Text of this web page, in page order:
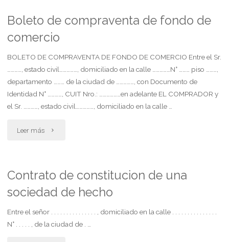
régimen
de
protección
la
Boleto de compraventa de fondo de
comercio
BOLETO DE COMPRAVENTA DE FONDO DE COMERCIO Entre el Sr.
…………, estado civil……………, domiciliado en la calle ……………N° ……… piso ………,
departamento ……… de la ciudad de ……………, con Documento de
Identidad N° …………, CUIT Nro.: ………………en adelante EL COMPRADOR y
el Sr. …………, estado civil……………, domiciliado en la calle …
Leer más "Boleto
compraventa
de
fondo
Contrato de constitucion de una
sociedad de hecho
Entre el señor . . . . . . . . . . . . . . . , domiciliado en la calle . . . . . . . . . . . . . . .
N° . . . . . , de la ciudad de . …